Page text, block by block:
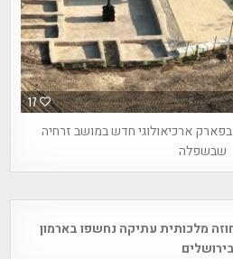
17
בפארק ארכיאולוגי חדש במושב זרחיה
שבשפלה
מלכותית עתיקה נחשפו בארמון